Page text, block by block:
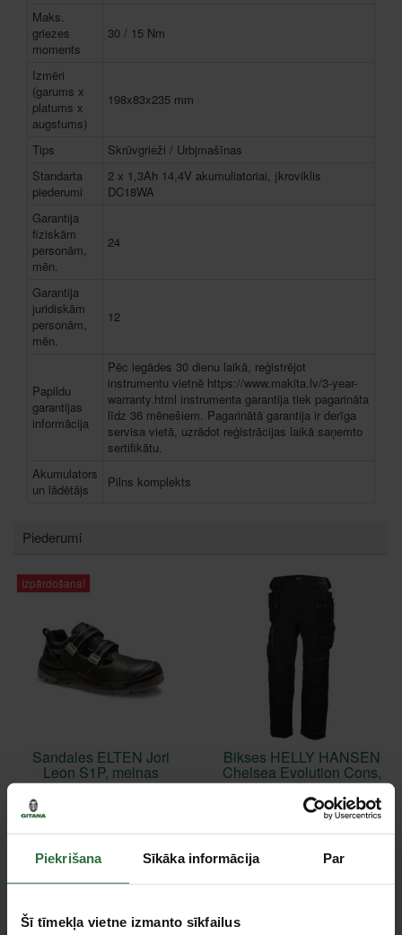
Piekrišana Sīkāka informācija Par
Šī tīmekļa vietne izmanto sīkfailus
Maks.
griezes
moments
30 / 15 Nm
Izmēri
(garums x
platums x
augstums)
198x83x235 mm
Tips
Skrūvgrieži / Urbjmašīnas
Standarta
piederumi
2 x 1,3Ah 14,4V akumuliatoriai, įkroviklis
DC18WA
Garantija
fiziskām
personām,
mēn.
24
Garantija
juridiskām
personām,
mēn.
12
Papildu
garantijas
informācija
Pēc iegādes 30 dienu laikā, reģistrējot
instrumentu vietnē https://www.makita.lv/3-year-
warranty.html instrumenta garantija tiek pagarināta
līdz 36 mēnešiem. Pagarinātā garantija ir derīga
servisa vietā, uzrādot reģistrācijas laikā saņemto
sertifikātu.
Akumulators
un lādētājs
Pilns komplekts
Piederumi
Izpārdošana!
Sandales ELTEN Jori
Leon S1P, melnas
Bikses HELLY HANSEN
Chelsea Evolution Cons,
melnas
145,20 €